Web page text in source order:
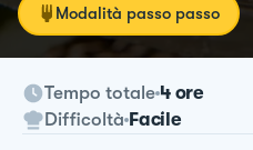
Modalità passo passo
Tempo totale 4 ore
Difficoltà Facile